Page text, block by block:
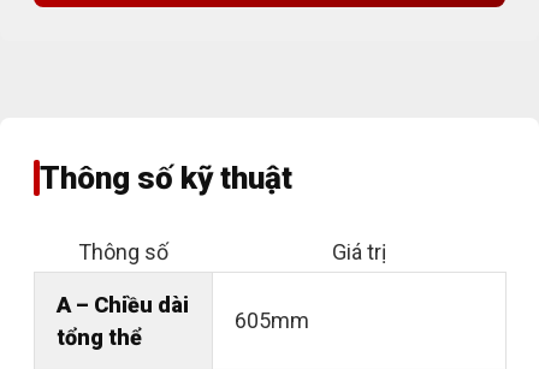
Thông số kỹ thuật
Thông số Giá trị
A – Chiều dài
tổng thể
605mm